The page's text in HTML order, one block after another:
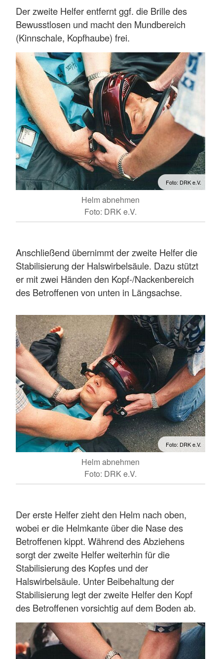
Der zweite Helfer entfernt ggf. die Brille des
Bewusstlosen und macht den Mundbereich
(Kinnschale, Kopfhaube) frei.
Foto: DRK e.V.
Helm abnehmen
Foto: DRK e.V.
Anschließend übernimmt der zweite Helfer die
Stabilisierung der Halswirbelsäule. Dazu stützt
er mit zwei Händen den Kopf-/Nackenbereich
des Betroffenen von unten in Längsachse.
Foto: DRK e.V.
Helm abnehmen
Foto: DRK e.V.
Der erste Helfer zieht den Helm nach oben,
wobei er die Helmkante über die Nase des
Betroffenen kippt. Während des Abziehens
sorgt der zweite Helfer weiterhin für die
Stabilisierung des Kopfes und der
Halswirbelsäule. Unter Beibehaltung der
Stabilisierung legt der zweite Helfer den Kopf
des Betroffenen vorsichtig auf dem Boden ab.